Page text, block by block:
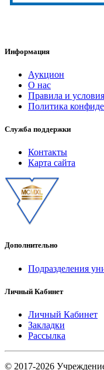
Информация
Аукцион
О нас
Правила и условия
Политика
Служба поддержки
Контакты
Карта сайта
Дополнительно
Подразделения
Личный Кабинет
Личный Кабинет
Закладки
Рассылка
© 2017-2026